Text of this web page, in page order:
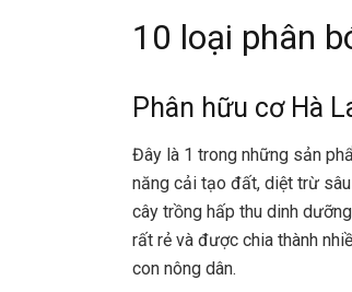
10 loại phân
Phân hữu cơ Hà
Đây là 1 trong những sản
năng cải tạo đất, diệt trừ
cây trồng hấp thu dinh
rất rẻ và được chia thành
con nông dân.